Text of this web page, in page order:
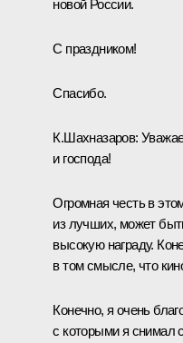
новой России.
С праздником!
Спасибо.
К.Шахназаров:
и господа!
Огромная честь в
из лучших, может
высокую награду.
в том смысле, что
Конечно, я очень
с которыми я снимал